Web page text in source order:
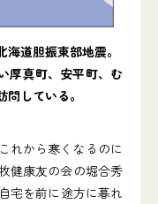
道胆振東部地震。
厚真町、安平町、む
している。
れから寒くなるのに
健康友の会の堀合秀
宅を前に途方に暮れ